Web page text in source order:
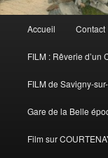
principal
Accueil Contact
FILM : Rêverie d’un
FILM de Savigny-
Gare de la Belle
Film sur